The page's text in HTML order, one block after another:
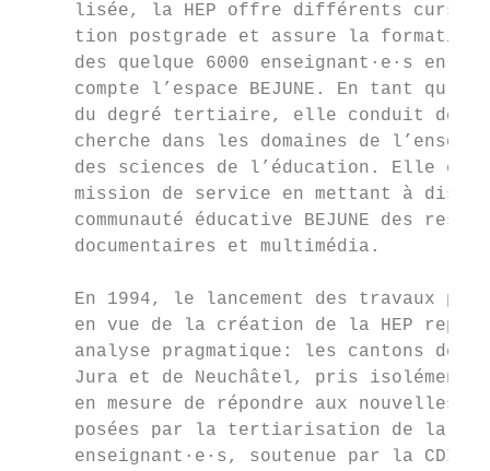
lisée, la HEP offre différents
tion postgrade et assure la
des quelque 6000 enseignant·e·s en
compte l’espace BEJUNE. En tant
du degré tertiaire, elle conduit des
cherche dans les domaines de
des sciences de l’éducation. Elle
mission de service en mettant à
communauté éducative BEJUNE des
documentaires et multimédia.
En 1994, le lancement des travaux
en vue de la création de la HEP
analyse pragmatique: les cantons de
Jura et de Neuchâtel, pris
en mesure de répondre aux nouvelles
posées par la tertiarisation de la
enseignant·e·s, soutenue par la CDIP